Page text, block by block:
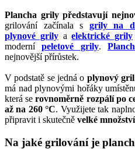
Plancha grily představují
grilování začínala s grily na
plynové grilyaelektrické grily
modernípeletové grily.
nejnovější přírůstek.
V podstatě se jedná o plynový
má nad plynovými hořáky
která serovnoměrně rozpálí po
až na 260 °C. Využijete tak
připravit i skutečně velké
Na jaké grilování je